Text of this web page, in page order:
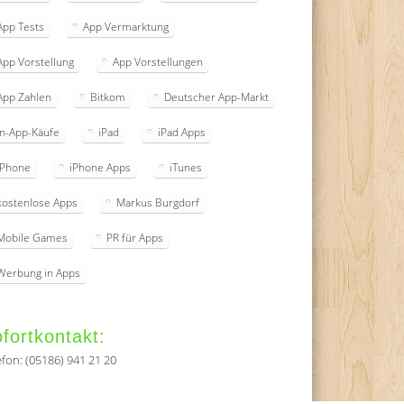
Tests App Vermarktung
Vorstellung App Vorstellungen
Zahlen Bitkom Deutscher App-Markt
App-Käufe iPad iPad Apps
iPhone Apps iTunes
Apps Markus Burgdorf
Games PR für Apps
in Apps
(05186) 941 21 20